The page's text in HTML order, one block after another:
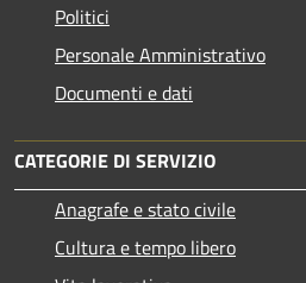
Politici
Personale Amministrativo
Documenti e dati
CATEGORIE DI SERVIZIO
Anagrafe e stato civile
Cultura e tempo libero